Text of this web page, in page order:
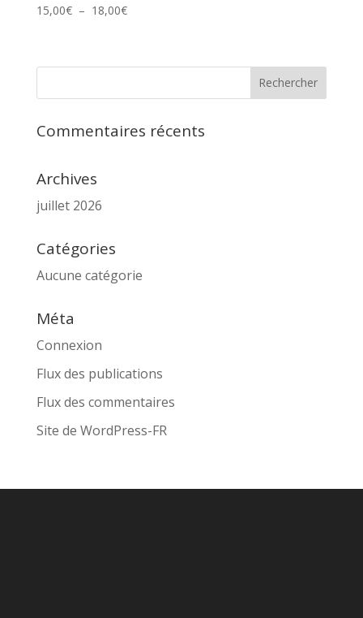
15,00€ – 18,00€Plage
15,00€
18,00€
Commentaires récents
Archives
juillet 2026
Catégories
Aucune catégorie
Méta
Connexion
Flux des publications
Flux des commentaires
Site de WordPress-FR